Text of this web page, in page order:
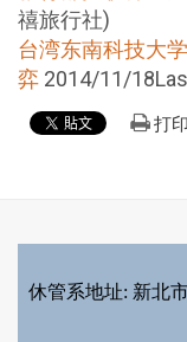
禧旅行社)
台湾东南科技大
弈 2014/11/
打
休管系地址: 新北